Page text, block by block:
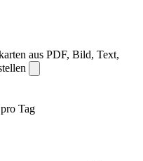
aus PDF, Bild, Text,
Tag